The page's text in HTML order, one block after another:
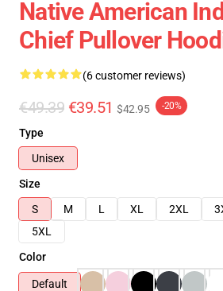
Native American
Chief Pullover
(6 customer reviews)
€49.39 €39.51 $42.95 -20%
Type
Unisex
Size
S
M L XL 2XL
5XL
Color
Default